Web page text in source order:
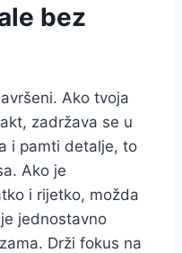
bez
Ako tvoja
zadržava se u
i pamti detalje, to
Ako je
i rijetko, možda
jednostavno
Drži fokus na